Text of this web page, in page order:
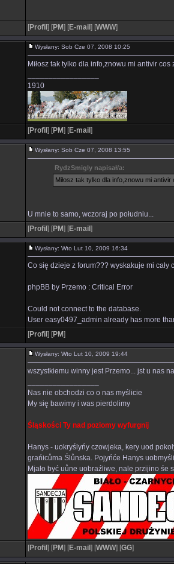
[Profil ] [PM] [E-mail ] [WWW]
Wysłany: Sob Cze 07, 2008 10:25
Miłosz tak tylko dla info,znowu mi antivir
1910
[Profil ] [PM] [E-mail ]
Wysłany: Sob Cze 07, 2008 13:55
RydzSmigly napisał/a:
Miłosz tak tylko dla info,znowu mi antivir
U mnie to samo, wczoraj po południu...
[Profil ] [PM] [E-mail ]
Wysłany: Wto Lut 10, 2009 16:34
Co się dzieje z forum??? wyskakuje mi
phpBB by Przemo : Critical Error
Could not connect to the database.
User easy0497_admin already has more
[Profil ] [PM]
Wysłany: Wto Lut 10, 2009 19:44
wszystkiemu winny jest Przemo... jst u nas
Nas nie obchodzi co o nas myślicie
My się bawimy i was pierdolimy
Śląskości Ty nad poziomy wyfurgnij
Hanys - uokryślyńy czowjeka, kery uod
grańicůma Ślůnska. Pojyńće Hanys
Mjało być uůne uobraźliwe, nale przijino śe
[Profil ] [PM] [E-mail ] [WWW] [GG]